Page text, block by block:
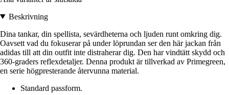
Beskrivning
Dina tankar, din spellista, sevärdheterna och ljuden runt omkring dig.
Oavsett vad du fokuserar på under löprundan ser den här jackan från
adidas till att din outfit inte distraherar dig. Den har vindtätt skydd och
360-graders reflexdetaljer. Denna produkt är tillverkad av Primegreen,
en serie högpresterande återvunna material.
Standard passform.